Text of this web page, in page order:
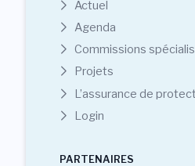
Actuel
Agenda
Commissions
Projets
L’assurance de
Login
PARTENAIRES